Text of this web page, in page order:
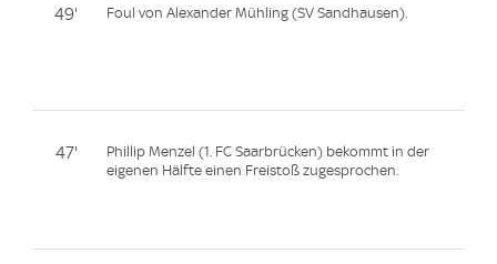
49' Foul von Alexander Mühling (SV Sandhausen).
47'
Phillip Menzel (1. FC Saarbrücken) bekommt in der
eigenen Hälfte einen Freistoß zugesprochen.